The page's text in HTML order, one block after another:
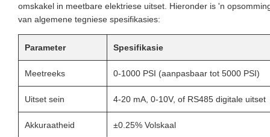
omskakel in meetbare elektriese uitset. Hieronder is 'n
van algemene tegniese spesifikasies:
Parameter Spesifikasie
Meetreeks 0-1000 PSI (aanpasbaar tot 5000 PSI)
Uitset sein 4-20 mA, 0-10V, of RS485 digitale uitset
Akkuraatheid ±0.25% Volskaal